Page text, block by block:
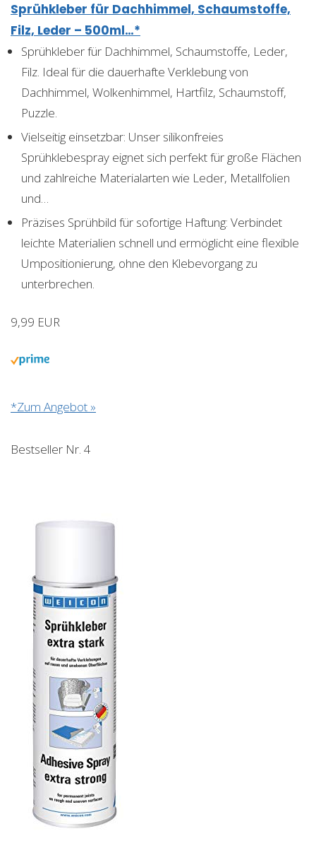
Sprühkleber für Dachhimmel, Schaumstoffe,
Filz, Leder – 500ml…*
Sprühkleber für Dachhimmel, Schaumstoffe, Leder,
Filz. Ideal für die dauerhafte Verklebung von
Dachhimmel, Wolkenhimmel, Hartfilz, Schaumstoff,
Puzzle.
Vielseitig einsetzbar: Unser silikonfreies
Sprühklebespray eignet sich perfekt für große Flächen
und zahlreiche Materialarten wie Leder, Metallfolien
und…
Präzises Sprühbild für sofortige Haftung: Verbindet
leichte Materialien schnell und ermöglicht eine flexible
Umpositionierung, ohne den Klebevorgang zu
unterbrechen.
9,99 EUR
*Zum Angebot »
Bestseller Nr. 4